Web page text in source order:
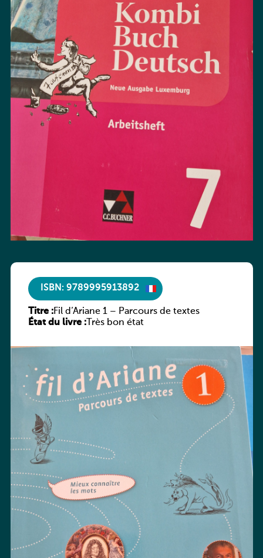
ISBN: 9789995913892
Titre :Fil d’Ariane 1 – Parcours de textes
État du livre :Très bon état